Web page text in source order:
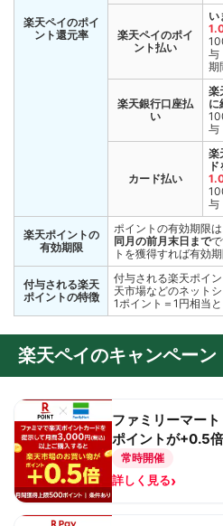
楽天ペイのポイ
ント還元率
楽天ペイのポイ
ント払い
い
与
期
楽天銀行口座払
い
楽
に
与
カード払い
楽
与
楽天ポイントの
有効期限
ポイントの有効期限は
同月の前月末日まで
トを獲得すれば有効
付与される楽天
ポイントの特徴
付与される楽天ポイン
天市場などのネット
1ポイント＝1円相当
楽天ペイのキャンペーン
ファミリーマー
ポイントが+0.5倍
常時開催
詳しく見る›